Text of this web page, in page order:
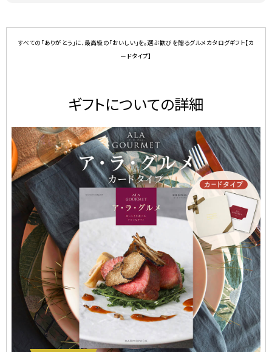
すべての「ありがとう」に、最高級の「おいしい」を。選ぶ歓びを贈るグルメカタログギフト【カ
ードタイプ】
ギフトについての詳細